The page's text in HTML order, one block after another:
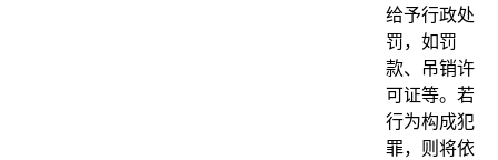
给予行政处
罚，如罚
款、吊销许
可证等。若
行为构成犯
罪，则将依